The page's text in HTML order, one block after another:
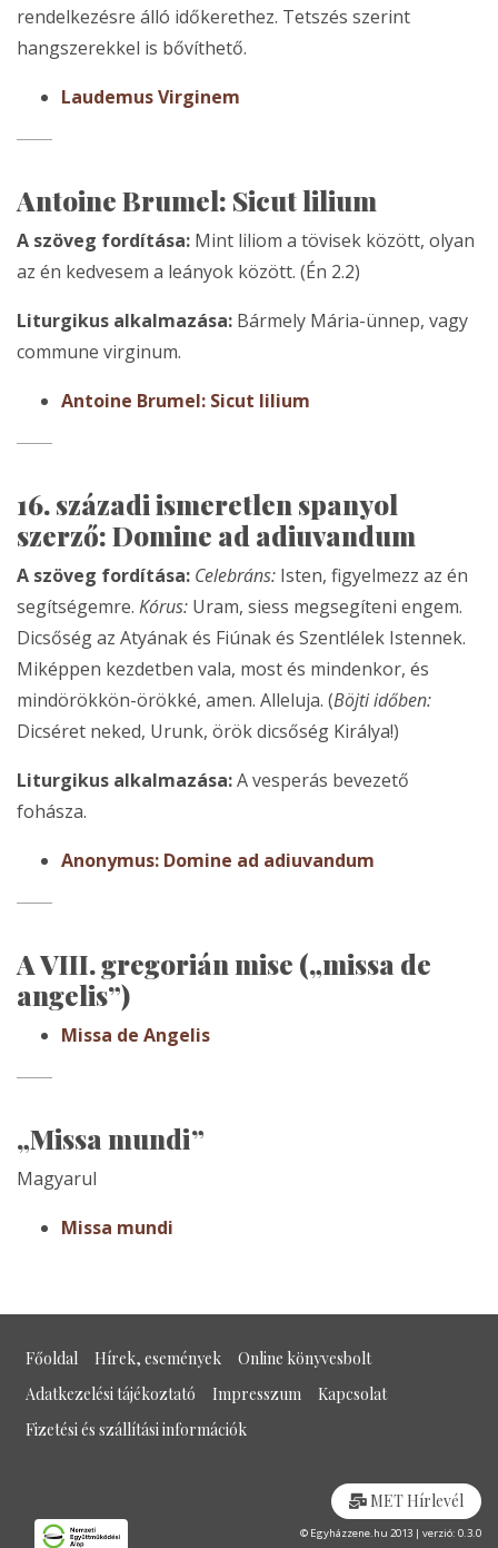
rendelkezésre álló időkerethez. Tetszés szerint
hangszerekkel is bővíthető.
Laudemus Virginem
Antoine Brumel: Sicut lilium
A szöveg fordítása: Mint liliom a tövisek között, olyan
az én kedvesem a leányok között. (Én 2.2)
Liturgikus alkalmazása: Bármely Mária-ünnep, vagy
commune virginum.
Antoine Brumel: Sicut lilium
16. századi ismeretlen spanyol
szerző: Domine ad adiuvandum
A szöveg fordítása: Celebráns: Isten, figyelmezz az én
segítségemre. Kórus: Uram, siess megsegíteni engem.
Dicsőség az Atyának és Fiúnak és Szentlélek Istennek.
Miképpen kezdetben vala, most és mindenkor, és
mindörökkön-örökké, amen. Alleluja. (Böjti időben:
Dicséret neked, Urunk, örök dicsőség Királya!)
Liturgikus alkalmazása:A vesperás bevezető
fohásza.
Anonymus: Domine ad adiuvandum
A VIII. gregorián mise („missa de
angelis”)
Missa de Angelis
„Missa mundi”
Magyarul
Missa mundi
Főoldal Hírek, események
Online könyvesbolt
Adatkezelési tájékoztató
Impresszum
Kapcsolat
Fizetési és szállítási információk
MET Hírlevél
© Egyházzene.hu 2013 | verzió: 0.3.0